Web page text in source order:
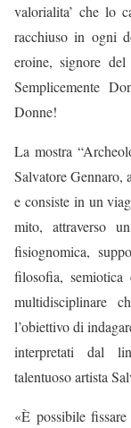
valorialita’ che lo
racchiuso in ogni
eroine, signore
Semplicemente
Donne!
La mostra
Salvatore
e consiste in un
mito, attraverso
fisiognomica,
filosofia,
multidisciplinare
l’obiettivo di
interpretati dal
talentuoso artista
«È possibile